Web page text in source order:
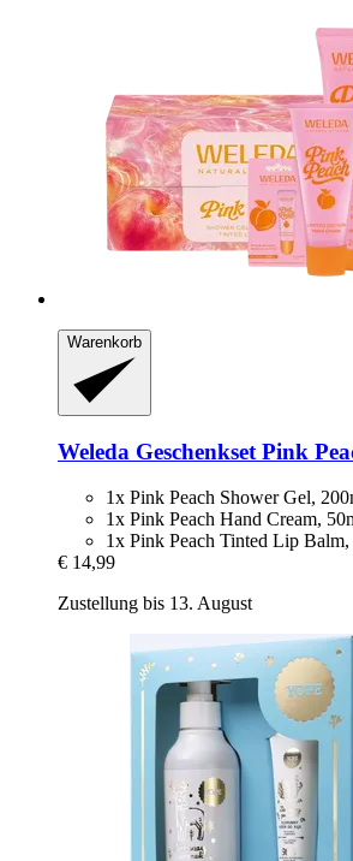
Warenkorb
Weleda Geschenkset Pink
1x Pink Peach Shower Gel,
1x Pink Peach Hand Cream,
1x Pink Peach Tinted Lip
€ 14,99
Zustellung bis 13. August